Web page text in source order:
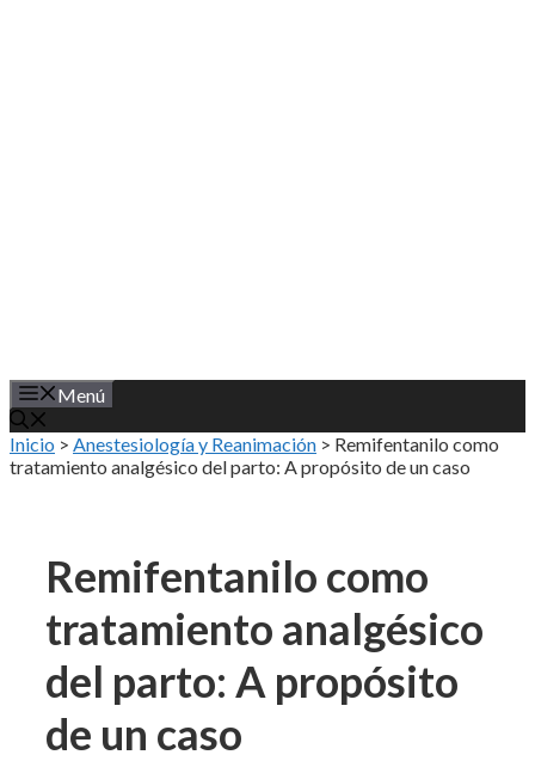
Menú
Inicio > Anestesiología y Reanimación > Remifentanilo como
tratamiento analgésico del parto: A propósito de un caso
Remifentanilo como
tratamiento analgésico
del parto: A propósito
de un caso